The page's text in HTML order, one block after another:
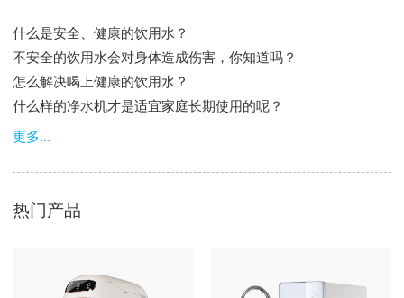
什么是安全、健康的饮用水？
不安全的饮用水会对身体造成伤害，你知道吗？
怎么解决喝上健康的饮用水？
什么样的净水机才是适宜家庭长期使用的呢？
更多...
热门产品